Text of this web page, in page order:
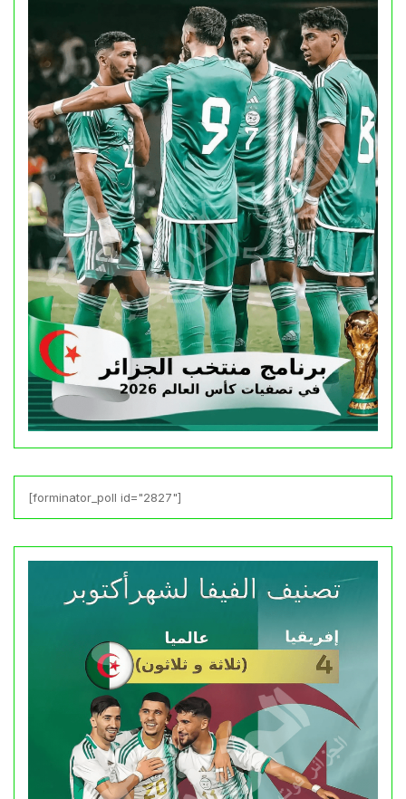
[forminator_poll id="2827"]